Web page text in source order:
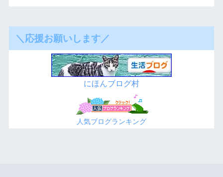
＼応援お願いします／
にほんブログ村
人気ブログランキング